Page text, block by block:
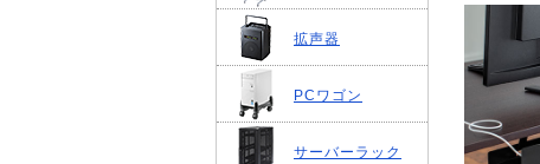
拡声器
PCワゴン
サーバーラック